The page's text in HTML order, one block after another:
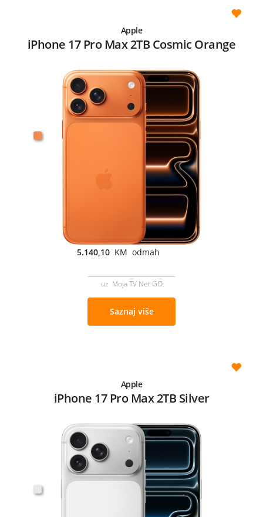
Apple
iPhone 17 Pro Max 2TB Cosmic Orange
5.140,10 KM odmah
uz Moja TV Net GO
Saznaj više
Apple
iPhone 17 Pro Max 2TB Silver